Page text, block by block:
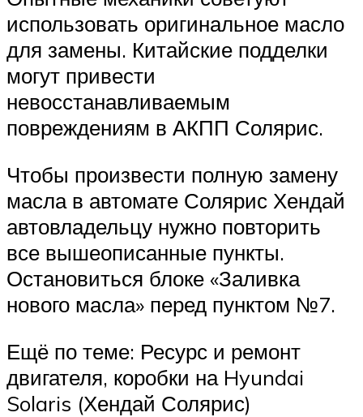
использовать оригинальное масло
для замены. Китайские подделки
могут привести
невосстанавливаемым
повреждениям в АКПП Солярис.
Чтобы произвести полную замену
масла в автомате Солярис Хендай
автовладельцу нужно повторить
все вышеописанные пункты.
Остановиться блоке «Заливка
нового масла» перед пунктом №7.
Ещё по теме: Ресурс и ремонт
двигателя, коробки на Hyundai
Solaris (Хендай Солярис)